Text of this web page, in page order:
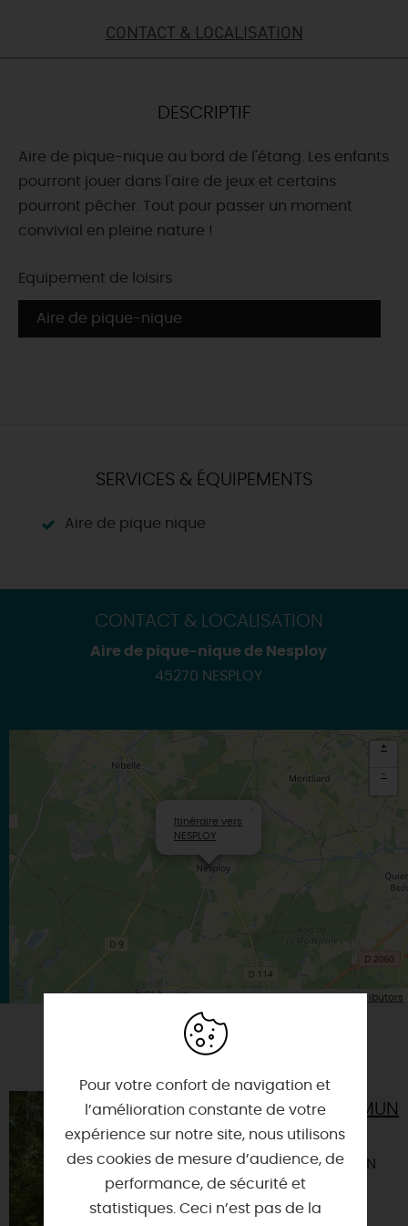
DEMAIN
CE WEEK-END
CETTE SEMAINE
CONTACT & LOCALISATION
DESCRIPTIF
Aire de pique-nique au bord de l'étang. Les enfants
pourront jouer dans l'aire de jeux et certains
pourront pêcher. Tout pour passer un moment
convivial en pleine nature !
Equipement de loisirs
Aire de pique-nique
SERVICES & ÉQUIPEMENTS
Aire de pique nique
CONTACT & LOCALISATION
Aire de pique-nique de Nesploy
45270 NESPLOY
Itinéraire vers
NESPLOY
+
-
| Map data © OpenStreetMap contributors
VOUS AIMEREZ AUSSI
BOISCOMMUN
45340 -
BOISCOMMUN
Pour votre confort de navigation et
l’amélioration constante de votre
expérience sur notre site, nous utilisons
des cookies de mesure d’audience, de
performance, de sécurité et
statistiques. Ceci n’est pas de la